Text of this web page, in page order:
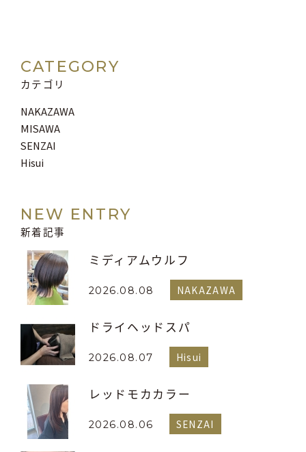
CATEGORY
カテゴリ
NAKAZAWA
MISAWA
SENZAI
Hisui
NEW ENTRY
新着記事
ミディアムウルフ
2026.08.08 NAKAZAWA
ドライヘッドスパ
2026.08.07 Hisui
レッドモカカラー
2026.08.06 SENZAI